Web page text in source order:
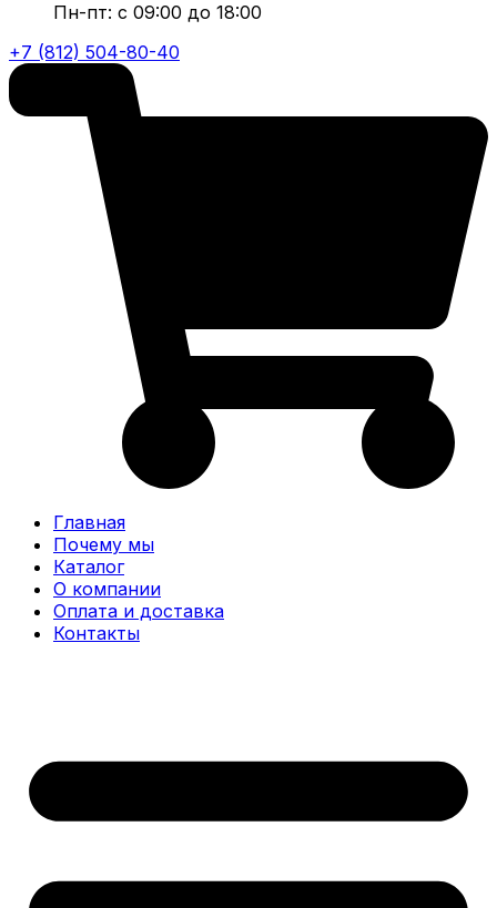
Пн-пт: с 09:00 до 18:00
+7 (812) 504-80-40
Главная
Почему мы
Каталог
О компании
Оплата и доставка
Контакты